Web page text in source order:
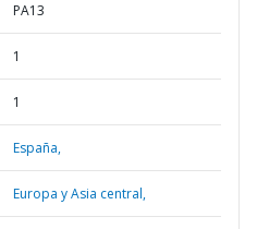
PA13
1
1
España,
Europa y Asia central,